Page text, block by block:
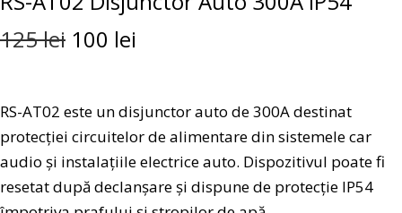
125lei 100 lei
RS-AT02 este un disjunctor auto de 300A destinat
protecției circuitelor de alimentare din sistemele car
audio și instalațiile electrice auto. Dispozitivul poate fi
resetat după declanșare și dispune de protecție IP54